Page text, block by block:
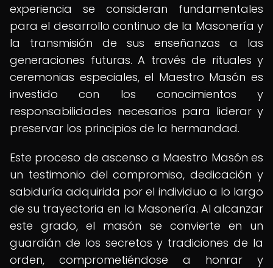
experiencia se consideran fundamentales
para el desarrollo continuo de la Masonería y
la transmisión de sus enseñanzas a las
generaciones futuras. A través de rituales y
ceremonias especiales, el Maestro Masón es
investido con los conocimientos y
responsabilidades necesarios para liderar y
preservar los principios de la hermandad.
Este proceso de ascenso a Maestro Masón es
un testimonio del compromiso, dedicación y
sabiduría adquirida por el individuo a lo largo
de su trayectoria en la Masonería. Al alcanzar
este grado, el masón se convierte en un
guardián de los secretos y tradiciones de la
orden, comprometiéndose a honrar y